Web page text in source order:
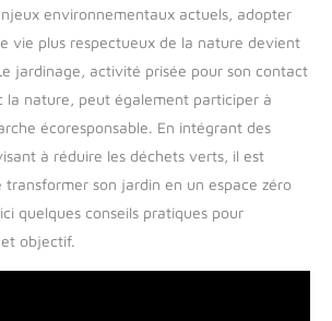
environnementaux actuels, adopter
vie plus respectueux de la nature devient
jardinage, activité prisée pour son contact
la nature, peut également participer à
écoresponsable. En intégrant des
à réduire les déchets verts, il est
transformer son jardin en un espace zéro
quelques conseils pratiques pour
objectif.